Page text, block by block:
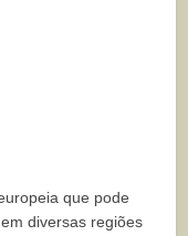
que pode
diversas regiões